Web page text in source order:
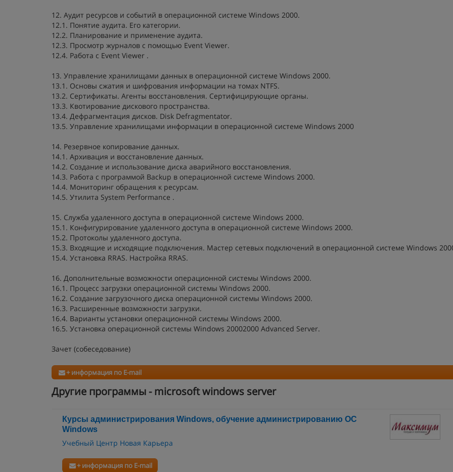
12. Аудит ресурсов и событий в операционной системе Windows 2000.
12.1. Понятие аудита. Его категории.
12.2. Планирование и применение аудита.
12.3. Просмотр журналов с помощью Event Viewer.
12.4. Работа с Event Viewer .
13. Управление хранилищами данных в операционной системе Windows 2000.
13.1. Основы сжатия и шифрования информации на томах NTFS.
13.2. Сертификаты. Агенты восстановления. Сертифицирующие органы.
13.3. Квотирование дискового пространства.
13.4. Дефрагментация дисков. Disk Defragmentator.
13.5. Управление хранилищами информации в операционной системе Windows 2000
14. Резервное копирование данных.
14.1. Архивация и восстановление данных.
14.2. Создание и использование диска аварийного восстановления.
14.3. Работа с программой Backup в операционной системе Windows 2000.
14.4. Мониторинг обращения к ресурсам.
14.5. Утилита System Performance .
15. Служба удаленного доступа в операционной системе Windows 2000.
15.1. Конфигурирование удаленного доступа в операционной системе Windows 2000.
15.2. Протоколы удаленного доступа.
15.3. Входящие и исходящие подключения. Мастер сетевых подключений в операционной системе Windows
15.4. Установка RRAS. Настройка RRAS.
16. Дополнительные возможности операционной системы Windows 2000.
16.1. Процесс загрузки операционной системы Windows 2000.
16.2. Создание загрузочного диска операционной системы Windows 2000.
16.3. Расширенные возможности загрузки.
16.4. Варианты установки операционной системы Windows 2000.
16.5. Установка операционной системы Windows 20002000 Advanced Server.
Зачет (собеседование)
+ информация по E-mail
Другие программы - microsoft windows server
Курсы администрирования Windows, обучение администрированию ОС
Windows
Учебный Центр Новая Карьера
+ информация по E-mail